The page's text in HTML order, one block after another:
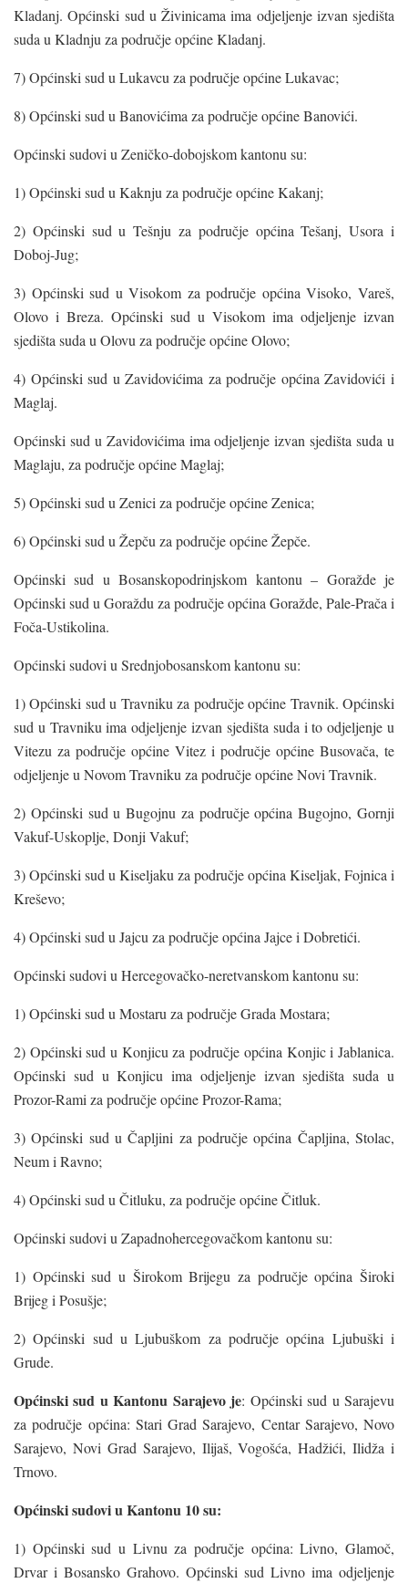
Kladanj. Općinski sud u Živinicama ima odjeljenje izvan sjedišta
suda u Kladnju za područje općine Kladanj.
7) Općinski sud u Lukavcu za područje općine Lukavac;
8) Općinski sud u Banovićima za područje općine Banovići.
Općinski sudovi u Zeničko-dobojskom kantonu su:
1) Općinski sud u Kaknju za područje općine Kakanj;
2) Općinski sud u Tešnju za područje općina Tešanj, Usora i
Doboj-Jug;
3) Općinski sud u Visokom za područje općina Visoko, Vareš,
Olovo i Breza. Općinski sud u Visokom ima odjeljenje izvan
sjedišta suda u Olovu za područje općine Olovo;
4) Općinski sud u Zavidovićima za područje općina Zavidovići i
Maglaj.
Općinski sud u Zavidovićima ima odjeljenje izvan sjedišta suda u
Maglaju, za područje općine Maglaj;
5) Općinski sud u Zenici za područje općine Zenica;
6) Općinski sud u Žepču za područje općine Žepče.
Općinski sud u Bosanskopodrinjskom kantonu – Goražde je
Općinski sud u Goraždu za područje općina Goražde, Pale-Prača i
Foča-Ustikolina.
Općinski sudovi u Srednjobosanskom kantonu su:
1) Općinski sud u Travniku za područje općine Travnik. Općinski
sud u Travniku ima odjeljenje izvan sjedišta suda i to odjeljenje u
Vitezu za područje općine Vitez i područje općine Busovača, te
odjeljenje u Novom Travniku za područje općine Novi Travnik.
2) Općinski sud u Bugojnu za područje općina Bugojno, Gornji
Vakuf-Uskoplje, Donji Vakuf;
3) Općinski sud u Kiseljaku za područje općina Kiseljak, Fojnica i
Kreševo;
4) Općinski sud u Jajcu za područje općina Jajce i Dobretići.
Općinski sudovi u Hercegovačko-neretvanskom kantonu su:
1) Općinski sud u Mostaru za područje Grada Mostara;
2) Općinski sud u Konjicu za područje općina Konjic i Jablanica.
Općinski sud u Konjicu ima odjeljenje izvan sjedišta suda u
Prozor-Rami za područje općine Prozor-Rama;
3) Općinski sud u Čapljini za područje općina Čapljina, Stolac,
Neum i Ravno;
4) Općinski sud u Čitluku, za područje općine Čitluk.
Općinski sudovi u Zapadnohercegovačkom kantonu su:
1) Općinski sud u Širokom Brijegu za područje općina Široki
Brijeg i Posušje;
2) Općinski sud u Ljubuškom za područje općina Ljubuški i
Grude.
Općinski sud u Kantonu Sarajevo je: Općinski sud u Sarajevu
za područje općina: Stari Grad Sarajevo, Centar Sarajevo, Novo
Sarajevo, Novi Grad Sarajevo, Ilijaš, Vogošća, Hadžići, Ilidža i
Trnovo.
Općinski sudovi u Kantonu 10 su:
1) Općinski sud u Livnu za područje općina: Livno, Glamoč,
Drvar i Bosansko Grahovo. Općinski sud Livno ima odjeljenje